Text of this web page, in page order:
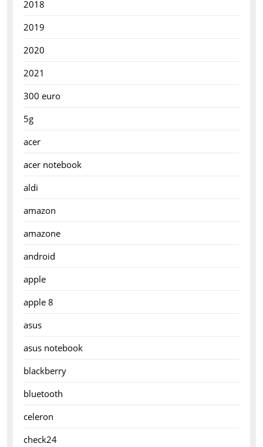
2018
2019
2020
2021
300 euro
5g
acer
acer notebook
aldi
amazon
amazone
android
apple
apple 8
asus
asus notebook
blackberry
bluetooth
celeron
check24